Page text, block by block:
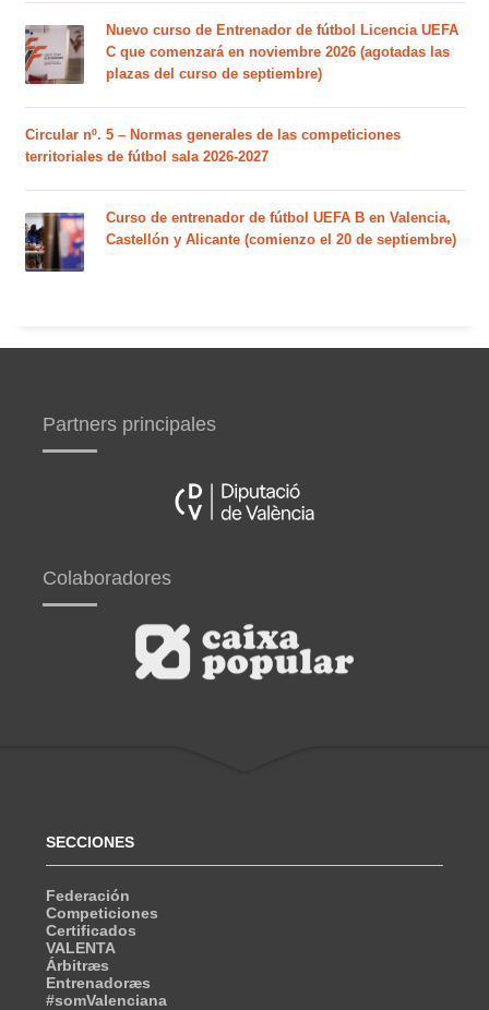
Nuevo curso de Entrenador de fútbol Licencia UEFA
C que comenzará en noviembre 2026 (agotadas las
plazas del curso de septiembre)
Circular nº. 5 – Normas generales de las competiciones
territoriales de fútbol sala 2026-2027
Curso de entrenador de fútbol UEFA B en Valencia,
Castellón y Alicante (comienzo el 20 de septiembre)
Partners principales
Colaboradores
SECCIONES
Federación
Competiciones
Certificados
VALENTA
Árbitræs
Entrenadoræs
#somValenciana